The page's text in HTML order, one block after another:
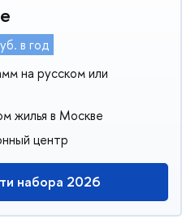
в год
на русском или
жилья в Москве
центр
набора 2026